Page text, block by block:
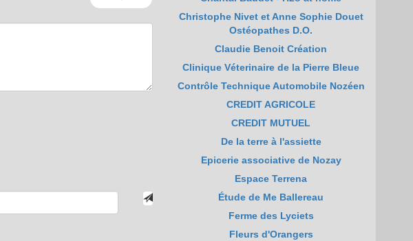
Christophe Nivet et Anne Sophie Douet
Ostéopathes D.O.
Claudie Benoit Création
Clinique Véterinaire de la Pierre Bleue
Contrôle Technique Automobile Nozéen
CREDIT AGRICOLE
CREDIT MUTUEL
De la terre à l'assiette
Epicerie associative de Nozay
Espace Terrena
Étude de Me Ballereau
Ferme des Lyciets
Fleurs d'Orangers